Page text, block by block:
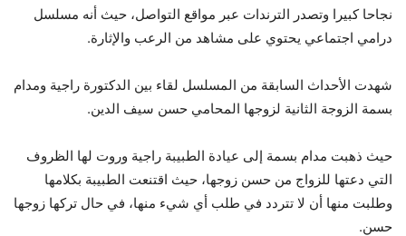
نجاحا كبيرا وتصدر الترندات عبر مواقع التواصل، حيث أنه مسلسل
درامي اجتماعي يحتوي على مشاهد من الرعب والإثارة.
شهدت الأحداث السابقة من المسلسل لقاء بين الدكتورة راجية ومدام
بسمة الزوجة الثانية لزوجها المحامي حسن سيف الدين.
حيث ذهبت مدام بسمة إلى عيادة الطبيبة راجية وروت لها الظروف
التي دعتها للزواج من حسن زوجها، حيث اقتنعت الطبيبة بكلامها
وطلبت منها أن لا تتردد في طلب أي شيء منها، في حال تركها زوجها
حسن.